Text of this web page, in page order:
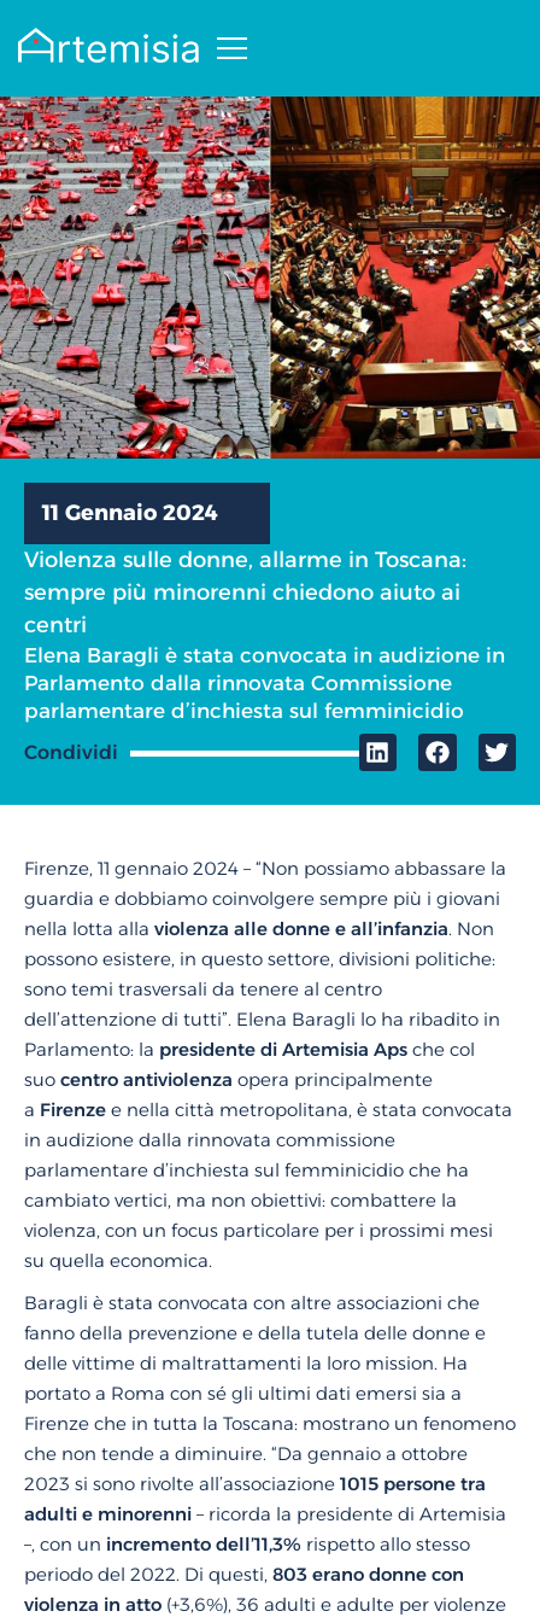
11 Gennaio 2024
Violenza sulle donne, allarme in Toscana:
sempre più minorenni chiedono aiuto ai
centri
Elena Baragli è stata convocata in audizione in
Parlamento dalla rinnovata Commissione
parlamentare d’inchiesta sul femminicidio
Condividi
Firenze, 11 gennaio 2024 – “Non possiamo abbassare la
guardia e dobbiamo coinvolgere sempre più i giovani
nella lotta alla violenza alle donne e all’infanzia. Non
possono esistere, in questo settore, divisioni politiche:
sono temi trasversali da tenere al centro
dell’attenzione di tutti”. Elena Baragli lo ha ribadito in
Parlamento: la presidente di Artemisia Aps che col
suo centro antiviolenza opera principalmente
a Firenze e nella città metropolitana, è stata convocata
in audizione dalla rinnovata commissione
parlamentare d’inchiesta sul femminicidio che ha
cambiato vertici, ma non obiettivi: combattere la
violenza, con un focus particolare per i prossimi mesi
su quella economica.
Baragli è stata convocata con altre associazioni che
fanno della prevenzione e della tutela delle donne e
delle vittime di maltrattamenti la loro mission. Ha
portato a Roma con sé gli ultimi dati emersi sia a
Firenze che in tutta la Toscana: mostrano un fenomeno
che non tende a diminuire. “Da gennaio a ottobre
2023 si sono rivolte all’associazione 1015 persone tra
adulti e minorenni – ricorda la presidente di Artemisia
–, con un incremento dell’11,3% rispetto allo stesso
periodo del 2022. Di questi, 803 erano donne con
violenza in atto (+3,6%), 36 adulti e adulte per violenze